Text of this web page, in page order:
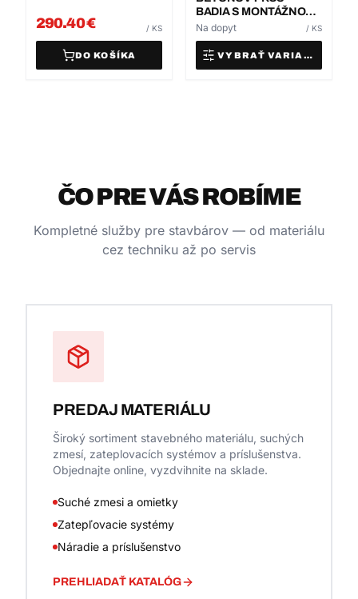
290.40€ / KS
DO KOŠÍKA
BADIA S MONTÁŽNOU
PLOŠINOU
Na dopyt / KS
VYBRAŤ VARIANT
ČO PRE VÁS ROBÍME
Kompletné služby pre stavbárov — od materiálu
cez techniku až po servis
PREDAJ MATERIÁLU
Široký sortiment stavebného materiálu, suchých
zmesí, zateplovacích systémov a príslušenstva.
Objednajte online, vyzdvihnite na sklade.
Suché zmesi a omietky
Zatepľovacie systémy
Náradie a príslušenstvo
PREHLIADAŤ KATALÓG